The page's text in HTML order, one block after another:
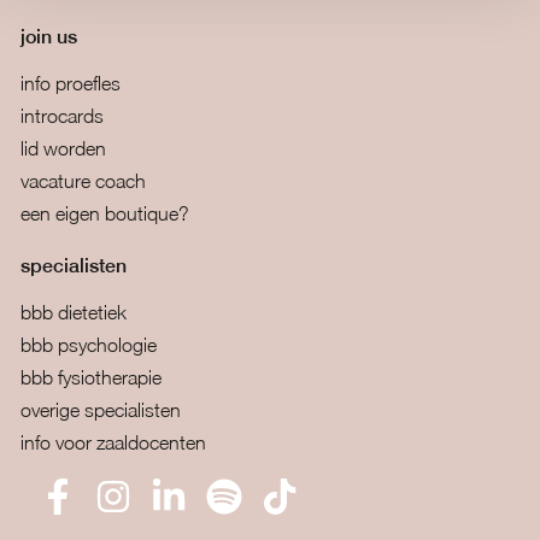
join us
info proefles
introcards
lid worden
vacature coach
een eigen boutique?
specialisten
bbb dietetiek
bbb psychologie
bbb fysiotherapie
overige specialisten
info voor zaaldocenten